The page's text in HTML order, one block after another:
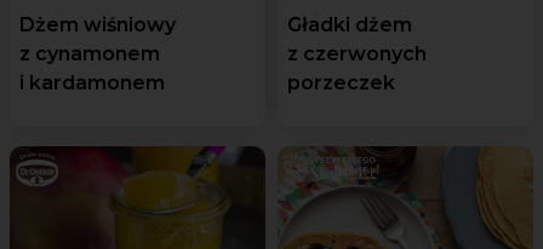
Dżem wiśniowy
z cynamonem
i kardamonem
Gładki dżem
z czerwonych
porzeczek